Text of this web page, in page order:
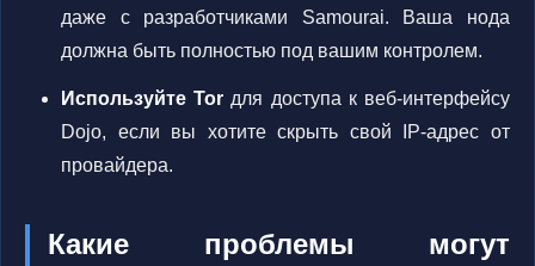
даже с разработчиками Samourai. Ваша нода
должна быть полностью под вашим контролем.
Используйте Tor для доступа к веб-интерфейсу
Dojo, если вы хотите скрыть свой IP-адрес от
провайдера.
Какие проблемы могут